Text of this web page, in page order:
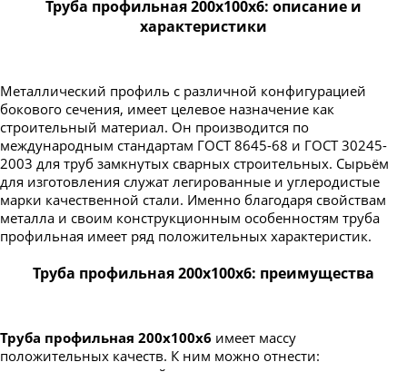
Труба профильная 240х120
Труба профильная 240х160
Труба профильная 300х100
Труба профильная 300х200
Труба профильная 350х250
Труба профильная 400х200
Труба профильная 200х100х6: описание и
характеристики
Металлический профиль с различной конфигурацией
бокового сечения, имеет целевое назначение как
строительный материал. Он производится по
международным стандартам ГОСТ 8645-68 и ГОСТ 30245-
2003 для труб замкнутых сварных строительных. Сырьём
для изготовления служат легированные и углеродистые
марки качественной стали. Именно благодаря свойствам
металла и своим конструкционным особенностям труба
профильная имеет ряд положительных характеристик.
Труба профильная 200х100х6: преимущества
Труба профильная 200х100х6 имеет массу
положительных качеств. К ним можно отнести: